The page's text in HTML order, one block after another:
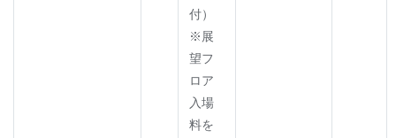
付）
※展
望フ
ロア
入場
料を